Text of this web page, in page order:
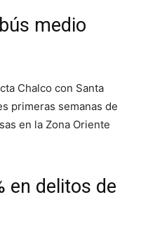
medio
Chalco con Santa
primeras semanas de
en la Zona Oriente
en delitos de